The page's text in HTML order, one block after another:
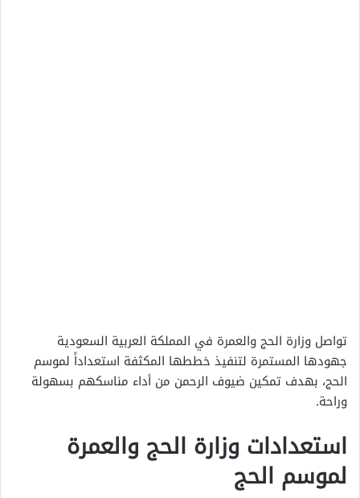
تواصل وزارة الحج والعمرة في المملكة العربية السعودية
جهودها المستمرة لتنفيذ خططها المكثفة استعداداً لموسم
الحج، بهدف تمكين ضيوف الرحمن من أداء مناسكهم بسهولة
وراحة.
استعدادات وزارة الحج والعمرة
لموسم الحج